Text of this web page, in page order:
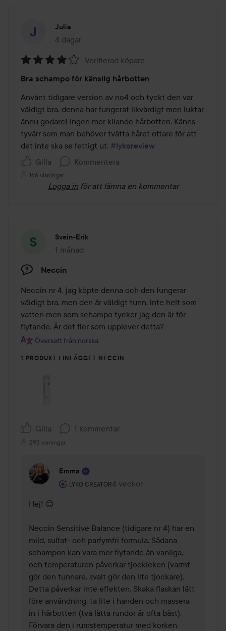
Julia
4 dagar
Inlägget skapades 4 dagar
4
av
5
Verifierad köpare
Bra schampo för känslig hårbotten
Använt tidigare version av no4 och tyckt den var
väldigt bra, denna har fungerat likvärdigt men luktar
ännu godare! Ingen mer kliande hårbotten. Känns
tyvärr som man behöver tvätta håret oftare för att
det inte ska se fettigt ut. #lykoreview
Gilla
Kommentera
166 visningar
Logga in för att lämna en kommentar
Svein-Erik
1 månad
Inlägget skapades 1 månad
Neccin
Neccin nr 4, jag köpte denna och den fungerar
väldigt bra, men den är väldigt tunn, inte helt som
vatten men som schampo tycker jag den är för
flytande. Är det fler som upplever detta?
Översatt från norska
1 PRODUKT I INLÄGGET NECCIN
Gilla 1 kommentar
293 visningar
Emma
LYKO CREATOR
Användarens roll: Lyko Creator.
4 veckor
Kommentaren lades 4 veckor
Hej! 😊
Neccin Sensitive Balance (tidigare nr 4) har en
mild, sulfat- och parfymfri formula. Sådana
schampon kan vara mer flytande än vanliga,
och temperaturen påverkar tjockleken (varmt
gör den tunnare, svalt gör den lite tjockare).
Detta påverkar inte effekten. Skaka flaskan lätt
före användning, ta lite i handen och massera
in i hårbotten (två lätta rundor är ofta bäst).
Förvara den i rumstemperatur med korken